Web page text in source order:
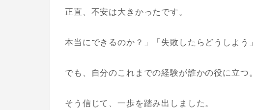
正直、不安は大きかったです。
本当にできるのか？」「失敗したらどうしよう
でも、自分のこれまでの経験が誰かの役に立つ。
そう信じて、一歩を踏み出しました。